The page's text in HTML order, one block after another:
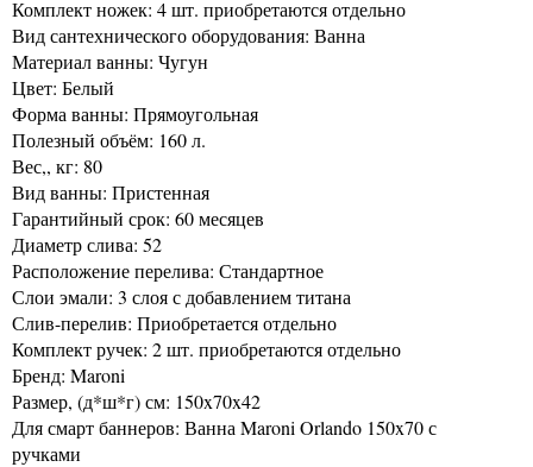
Комплект ножек: 4 шт. приобретаются отдельно
Вид сантехнического оборудования: Ванна
Материал ванны: Чугун
Цвет: Белый
Форма ванны: Прямоугольная
Полезный объём: 160 л.
Вес,, кг: 80
Вид ванны: Пристенная
Гарантийный срок: 60 месяцев
Диаметр слива: 52
Расположение перелива: Стандартное
Слои эмали: 3 слоя с добавлением титана
Слив-перелив: Приобретается отдельно
Комплект ручек: 2 шт. приобретаются отдельно
Бренд: Maroni
Размер, (д*ш*г) см: 150x70x42
Для смарт баннеров: Ванна Maroni Orlando 150x70 с
ручками